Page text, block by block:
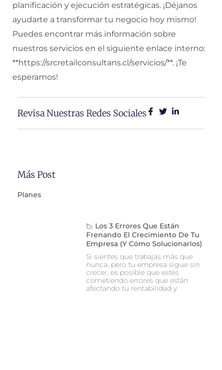
planificación y ejecución estratégicas. ¡Déjanos
ayudarte a transformar tu negocio hoy mismo!
Puedes encontrar más información sobre
nuestros servicios en el siguiente enlace interno:
**https://srcretailconsultans.cl/servicios/**. ¡Te
esperamos!
Revisa Nuestras Redes Sociales
Más Post
Planes
📉 Los 3 Errores Que Están
Frenando El Crecimiento De Tu
Empresa (y Cómo Solucionarlos)
Si sientes que trabajas más que
nunca, pero tu empresa sigue sin
crecer, es posible que estés
cometiendo errores que están
afectando tu rentabilidad y